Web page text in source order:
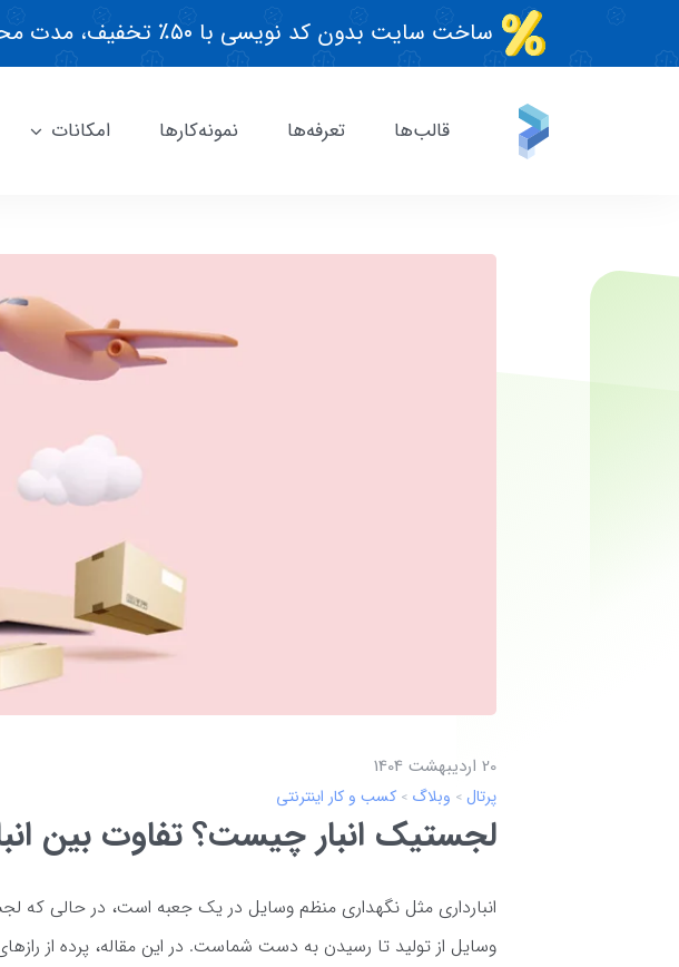
ساخت سایت بدون کد نویسی با ۵۰٪ تخفیف، مدت محدود
قالب‌ها تعرفه‌ها نمونه‌کارها امکانات
20 ارديبهشت 1404
پرتال وبلاگ کسب و کار اینترنتی
لجستیک انبار چیست؟ تفاوت بین
انبارداری مثل نگهداری منظم وسایل در یک جعبه است، در حالی که
وسایل از تولید تا رسیدن به دست شماست. در این مقاله، پرده از